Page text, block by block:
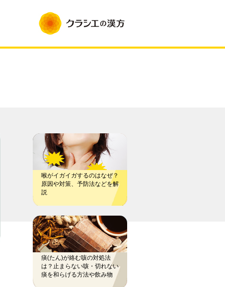
喉がイガイガするのはなぜ？
原因や対策、予防法などを解
説
痰(たん)が絡む咳の対処法
は？止まらない咳・切れない
痰を和らげる方法や飲み物